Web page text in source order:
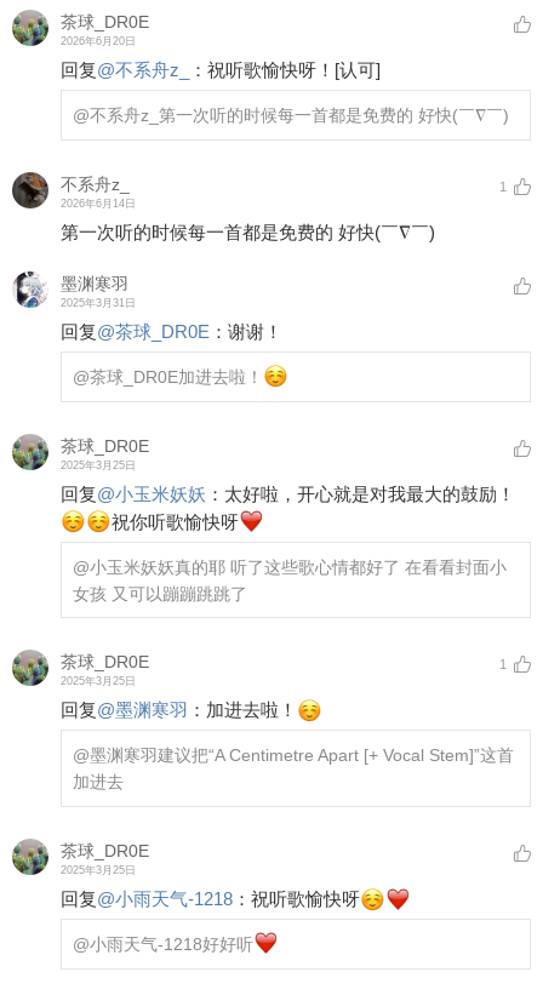
茶球_DR0E
2026年6月20日
回复@不系舟z_ ： 祝听歌愉快呀！ [认可]
@不系舟z_ 第一次听的时候每一首都是免费的 好快(￣∇￣)
不系舟z_
2026年6月14日
1
第一次听的时候每一首都是免费的 好快(￣∇￣)
墨渊寒羽
2025年3月31日
回复@茶球_DR0E ： 谢谢！
@茶球_DR0E加进去啦！
茶球_DR0E
2025年3月25日
回复@小玉米妖妖 ： 太好啦，开心就是对我最大的鼓励！
祝你听歌愉快呀
@小玉米妖妖真的耶 听了这些歌心情都好了 在看看封面小
女孩 又可以蹦蹦跳跳了
茶球_DR0E
2025年3月25日
1
回复@墨渊寒羽 ： 加进去啦！
@墨渊寒羽建议把“A Centimetre Apart [+ Vocal Stem]”这首
加进去
茶球_DR0E
2025年3月25日
回复@小雨天气-1218 ： 祝听歌愉快呀
@小雨天气-1218好好听